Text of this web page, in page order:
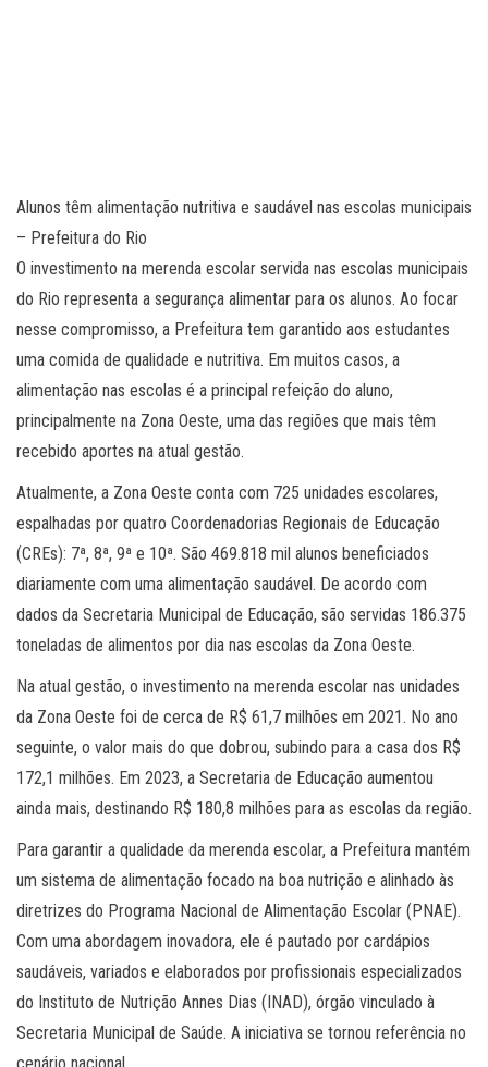
Alunos têm alimentação nutritiva e saudável nas escolas municipais
– Prefeitura do Rio
O investimento na merenda escolar servida nas escolas municipais
do Rio representa a segurança alimentar para os alunos. Ao focar
nesse compromisso, a Prefeitura tem garantido aos estudantes
uma comida de qualidade e nutritiva. Em muitos casos, a
alimentação nas escolas é a principal refeição do aluno,
principalmente na Zona Oeste, uma das regiões que mais têm
recebido aportes na atual gestão.
Atualmente, a Zona Oeste conta com 725 unidades escolares,
espalhadas por quatro Coordenadorias Regionais de Educação
(CREs): 7ª, 8ª, 9ª e 10ª. São 469.818 mil alunos beneficiados
diariamente com uma alimentação saudável. De acordo com
dados da Secretaria Municipal de Educação, são servidas 186.375
toneladas de alimentos por dia nas escolas da Zona Oeste.
Na atual gestão, o investimento na merenda escolar nas unidades
da Zona Oeste foi de cerca de R$ 61,7 milhões em 2021. No ano
seguinte, o valor mais do que dobrou, subindo para a casa dos R$
172,1 milhões. Em 2023, a Secretaria de Educação aumentou
ainda mais, destinando R$ 180,8 milhões para as escolas da região.
Para garantir a qualidade da merenda escolar, a Prefeitura mantém
um sistema de alimentação focado na boa nutrição e alinhado às
diretrizes do Programa Nacional de Alimentação Escolar (PNAE).
Com uma abordagem inovadora, ele é pautado por cardápios
saudáveis, variados e elaborados por profissionais especializados
do Instituto de Nutrição Annes Dias (INAD), órgão vinculado à
Secretaria Municipal de Saúde. A iniciativa se tornou referência no